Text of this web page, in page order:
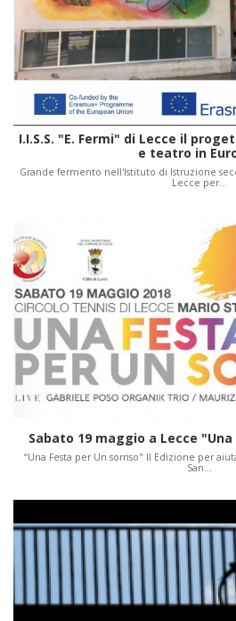
I.I.S.S. "E. Fermi" di Lecce il
e teatro in
Grande fermento nell'Istituto di Istruzione
Lecce per…
Sabato 19 maggio a Lecce
“Una Festa per Un sorriso" II Edizione per
San…